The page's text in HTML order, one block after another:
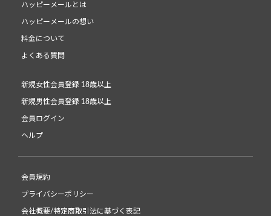
ハッピーメールとは
ハッピーメールの想い
料金について
よくある質問
新規女性会員登録 18歳以上
新規男性会員登録 18歳以上
会員ログイン
ヘルプ
会員規約
プライバシーポリシー
会社概要/特定商取引法に基づく表記